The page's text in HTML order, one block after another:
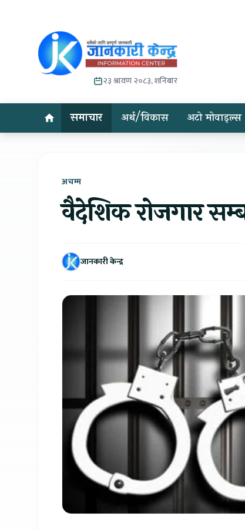
२३ श्रावण २०८३, शनिबार
समाचार अर्थ/विकास अटो मोवाइल्स
अचम्म
वैदेशिक रोजगार
जानकारी केन्द्र